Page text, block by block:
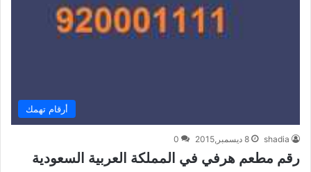
أرقام تهمك
shadia 8 ديسمبر,2015 0
رقم مطعم هرفي في المملكة العربية السعودية